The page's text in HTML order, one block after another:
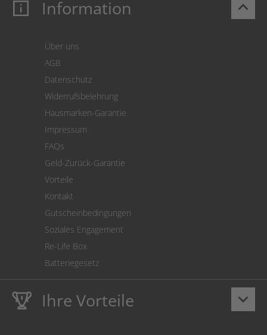
Mein Konto
Cookie Einstellungen
keyboard_arrow_up
Information
Über uns
AGB
Datenschutz
Widerrufsbelehrung
Hausmarken-Garantie
Impressum
FAQs
Geld-Zurück-Garantie
Vorteile
Kontakt
Gutscheinbedingungen
Soziales Engagement
Re-Life Box
Batteriegesetz
keyboard_arrow_down
Ihre Vorteile